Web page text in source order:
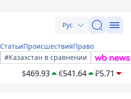
Рус
СтатьиПроисшествияПраво
#Казахстан в сравнении
$469.93 €541.64 ₽5.71